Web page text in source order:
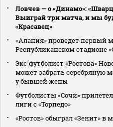
Ловчев — о «Динамо»:
Выиграй три матча, и мы
«Красавец»
«Алания» проведет первый
Республиканском стадионе
Экс‑футболист «Ростова»
может забрать серебряную
у бывшей жены
Футболисты «Сочи»
лиги с «Торпедо»
«Ростов» обыграл «Зенит» в